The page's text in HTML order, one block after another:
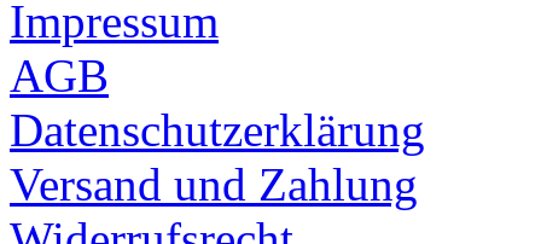
Impressum
AGB
Datenschutzerklärung
Versand und Zahlung